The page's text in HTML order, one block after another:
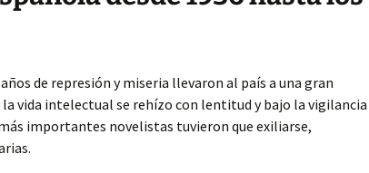
de represión y miseria llevaron al país a una gran
vida intelectual se rehízo con lentitud y bajo la vigilancia
importantes novelistas tuvieron que exiliarse,